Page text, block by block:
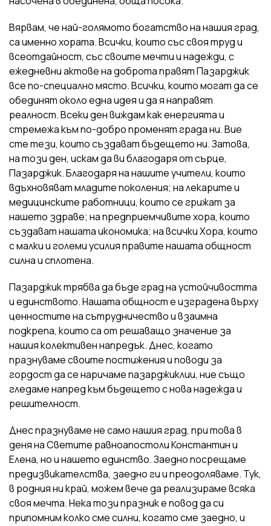
Вярвам, че най-голямото богатство на нашия град,
са именно хората. Всички, които със своя труд и
всеотдайност, със своите мечти и надежди, с
ежедневни актове на доброта правят Пазарджик
все по-специално място. Всички, които могат да се
обединят около една идея и да я направят
реалност. Всеки ден виждам как енергията и
стремежа към по-добро променят града ни. Вие
сте тези, които създават бъдещето ни. Затова,
на този ден, искам да ви благодаря от сърце,
Пазарджик. Благодаря на нашите учители, които
вдъхновяват младите поколения; на лекарите и
медицинските работници, които се грижат за
нашето здраве; на предприемчивите хора, които
създават нашата икономика; на всички Хора, които
с малки и големи усилия правите нашата общност
силна и сплотена.
Пазарджик трябва да бъде град на устойчивостта
и единството. Нашата общност е изградена върху
ценностите на сътрудничество и взаимна
подкрепа, които са от решаващо значение за
нашия колективен напредък. Днес, когато
празнуваме своите постижения и поводи за
гордост да се наричаме пазарджиклии, ние също
гледаме напред към бъдещето с нова надежда и
решителност.
Днес празнуваме не само нашия град, при това в
деня на Светите равноапостоли Константин и
Елена, но и нашето единство. Заедно посрещаме
предизвикателства, заедно ги и преодоляваме. Тук,
в родния ни край, можем вече да реализираме всяка
своя мечта. Нека този празник е повод да си
припомним колко сме силни, когато сме заедно, и